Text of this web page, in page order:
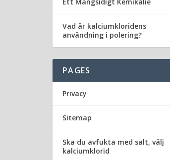
Vad är kalciumkloridens
användning i polering?
PAGES
Privacy
Sitemap
Ska du avfukta med salt, välj
kalciumklorid